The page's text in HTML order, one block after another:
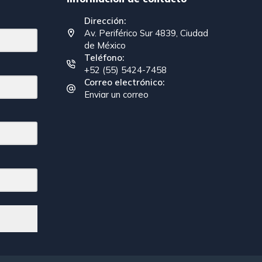
Dirección:
Av. Periférico Sur 4839, Ciudad
de México
Teléfono:
+52 (55) 5424-7458
Correo electrónico:
Enviar un correo